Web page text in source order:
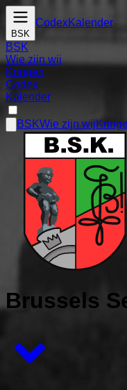
BSK
CodexKalender
BSK
Wie zijn wij
Kringen
Codex
Kalender
BSKWie zijn wij
Brussels